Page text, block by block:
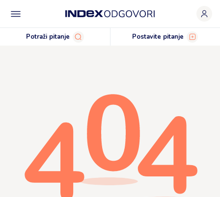
Potraži pitanje Postavite pitanje